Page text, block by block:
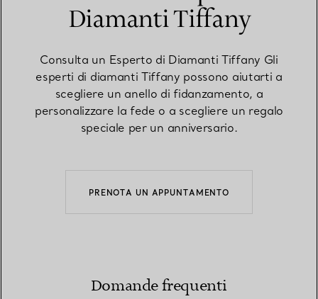
Diamanti Tiffany
Consulta un Esperto di Diamanti Tiffany Gli
esperti di diamanti Tiffany possono aiutarti a
scegliere un anello di fidanzamento, a
personalizzare la fede o a scegliere un regalo
speciale per un anniversario.
PRENOTA UN APPUNTAMENTO
Domande frequenti